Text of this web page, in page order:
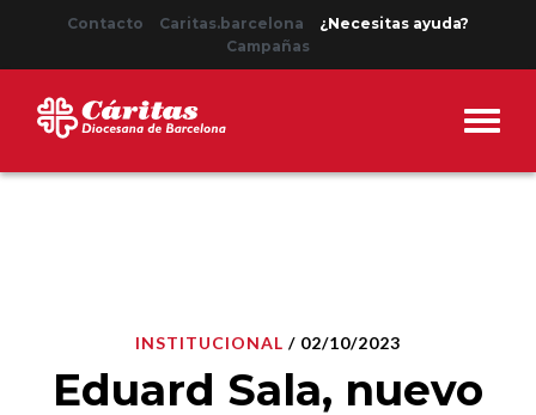
Contacto Caritas.barcelona
¿Necesitas ayuda?
Campañas
INSTITUCIONAL / 02/10/2023
Eduard Sala, nuevo